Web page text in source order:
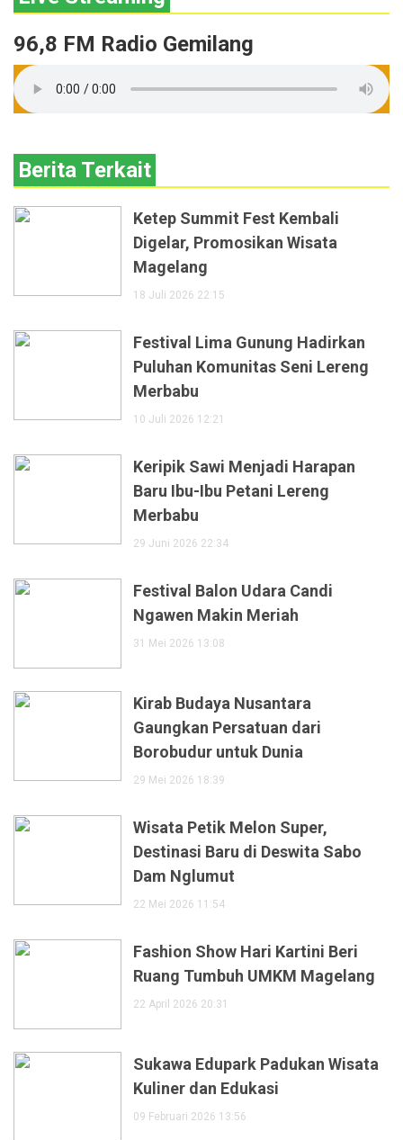
96,8 FM Radio Gemilang
Berita Terkait
Ketep Summit Fest Kembali
Digelar, Promosikan Wisata
Magelang
18 Juli 2026 22:15
Festival Lima Gunung Hadirkan
Puluhan Komunitas Seni Lereng
Merbabu
10 Juli 2026 12:21
Keripik Sawi Menjadi Harapan
Baru Ibu-Ibu Petani Lereng
Merbabu
29 Juni 2026 22:34
Festival Balon Udara Candi
Ngawen Makin Meriah
31 Mei 2026 13:08
Kirab Budaya Nusantara
Gaungkan Persatuan dari
Borobudur untuk Dunia
29 Mei 2026 18:39
Wisata Petik Melon Super,
Destinasi Baru di Deswita Sabo
Dam Nglumut
22 Mei 2026 11:54
Fashion Show Hari Kartini Beri
Ruang Tumbuh UMKM Magelang
22 April 2026 20:31
Sukawa Edupark Padukan Wisata
Kuliner dan Edukasi
09 Februari 2026 13:56